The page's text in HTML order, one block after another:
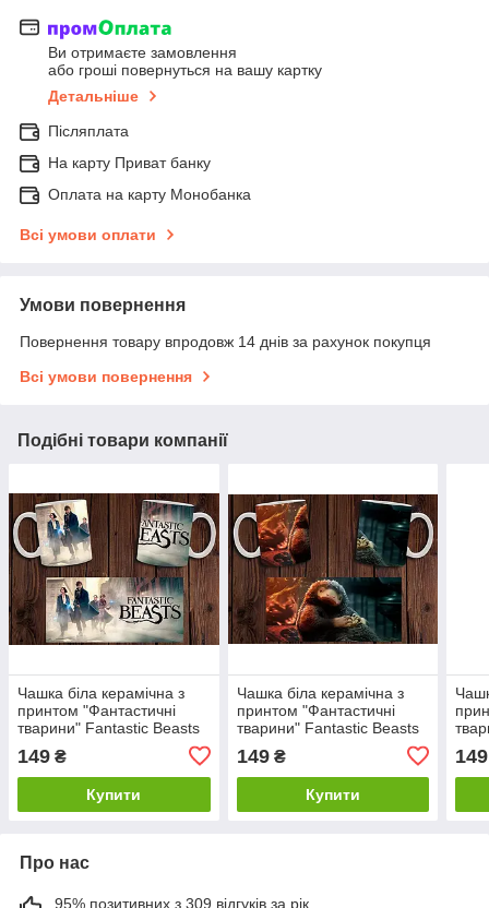
Ви отримаєте замовлення
або гроші повернуться на вашу картку
Детальніше
Післяплата
На карту Приват банку
Оплата на карту Монобанка
Всі умови оплати
Умови повернення
Повернення товару впродовж 14 днів за рахунок покупця
Всі умови повернення
Подібні товари компанії
Чашка біла керамічна з
принтом "Фантастичні
тварини" Fantastic Beasts
149 ₴
Купити
Чашка біла керамічна з
принтом "Фантастичні
тварини" Fantastic Beasts
149₴
Купити
149
Про нас
95% позитивних з 309 відгуків за рік